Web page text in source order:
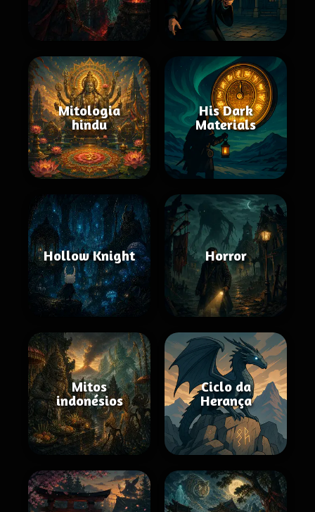
Mitologia
hindu
His Dark
Materials
Hollow Knight Horror
Mitos
indonésios
Ciclo da
Herança